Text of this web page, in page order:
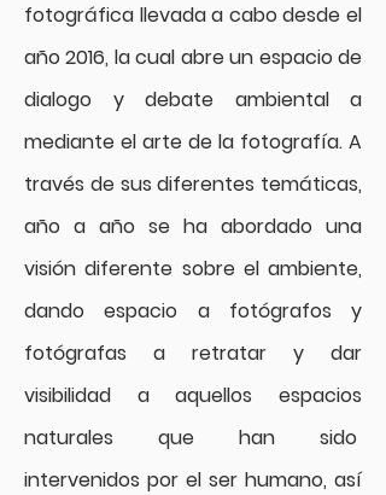
fotográfica llevada a cabo desde el
año 2016, la cual abre un espacio de
dialogo y debate ambiental a
mediante el arte de la fotografía. A
través de sus diferentes temáticas,
año a año se ha abordado una
visión diferente sobre el ambiente,
dando espacio a fotógrafos y
fotógrafas a retratar y dar
visibilidad a aquellos espacios
naturales que han sido
intervenidos por el ser humano, así